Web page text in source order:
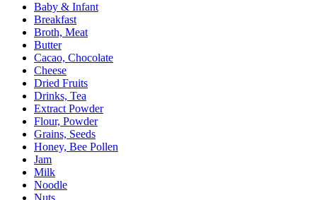
Baby & Infant
Breakfast
Broth, Meat
Butter
Cacao, Chocolate
Cheese
Dried Fruits
Drinks, Tea
Extract Powder
Flour, Powder
Grains, Seeds
Honey, Bee Pollen
Jam
Milk
Noodle